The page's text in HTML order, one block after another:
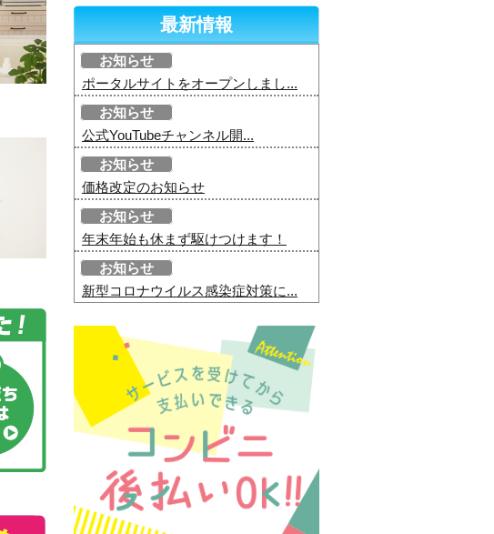
最新情報
お知らせ
ポータルサイトをオープンしまし...
お知らせ
公式YouTubeチャンネル開...
お知らせ
価格改定のお知らせ
お知らせ
年末年始も休まず駆けつけます！
お知らせ
新型コロナウイルス感染症対策に...